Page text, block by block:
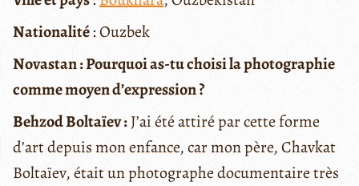
Nationalité: Ouzbek
Novastan : Pourquoi as-tu choisi la photographie
comme moyen d’expression ?
Behzod Boltaïev :J’ai été attiré par cette forme
d’art depuis mon enfance, car mon père, Chavkat
Boltaïev, était un photographe documentaire très